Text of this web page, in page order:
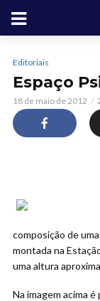
Editoriais
Espaço
18 de maio de 2012
composição de
montada na
uma altura
Na imagem acima